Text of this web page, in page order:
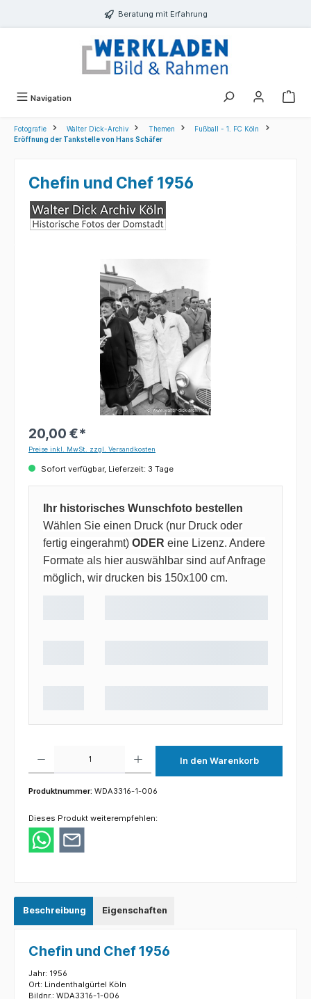
Beratung mit Erfahrung
Navigation
Fotografie Walter Dick-Archiv Themen
Fußball - 1. FC Köln
Eröffnung der Tankstelle von Hans Schäfer
Chefin und Chef 1956
Bildergalerie überspringen
20,00 €*
Preise inkl. MwSt. zzgl. Versandkosten
Sofort verfügbar, Lieferzeit: 3 Tage
Ihr historisches Wunschfoto bestellen
Wählen Sie einen Druck (nur Druck oder
fertig eingerahmt) ODER eine Lizenz. Andere
Formate als hier auswählbar sind auf Anfrage
möglich, wir drucken bis 150x100 cm.
In den Warenkorb
Produktnummer: WDA3316-1-006
Dieses Produkt weiterempfehlen:
Beschreibung Eigenschaften
Chefin und Chef 1956
Jahr: 1956
Ort: Lindenthalgürtel Köln
Bildnr.: WDA3316-1-006